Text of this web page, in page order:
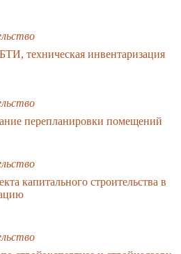
техническая инвентаризация
перепланировки помещений
капитального строительства в